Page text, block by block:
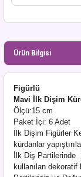
Ürün Bilgisi
Figürlü
Mavi İlk Dişim
Ölçü:15 cm
Paket İçi: 6 Adet
İlk Dişim Figürler
kürdanlar
İlk Diş Partilerinde
kullanılan